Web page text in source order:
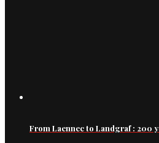
From Laennec to Landgraf : 200